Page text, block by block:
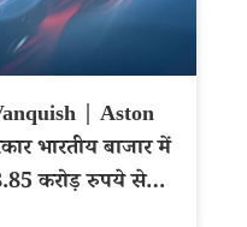
| Aston
भारतीय बाजार में
करोड़ रुपये से